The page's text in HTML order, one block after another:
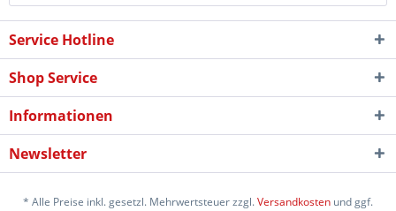
Service Hotline
Shop Service
Informationen
Newsletter
* Alle Preise inkl. gesetzl. Mehrwertsteuer zzgl.Versandkosten und ggf.